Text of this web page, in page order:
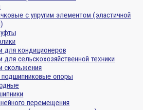
с упругим элементом (эластичной
для кондиционеров
для сельскохозяйственной техники
скольжения
опоры
перемещения